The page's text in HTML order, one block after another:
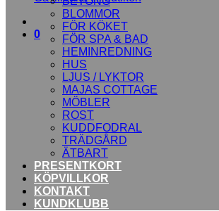
0
BLOMMOR
FÖR KÖKET
FÖR SPA & BAD
HEMINREDNING
HUS
LJUS / LYKTOR
MAJAS COTTAGE
MÖBLER
ROST
KUDDFODRAL
TRÄDGÅRD
ÄTBART
PRESENTKORT
KÖPVILLKOR
KONTAKT
KUNDKLUBB